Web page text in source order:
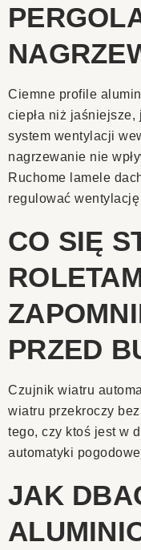
Ciemne profile
ciepła niż
system wentylacji
nagrzewanie nie
Ruchome lamele
regulować
CO SIĘ
PRZED
Czujnik wiatru
wiatru przekroczy
tego, czy ktoś jest w
automatyki
JAK